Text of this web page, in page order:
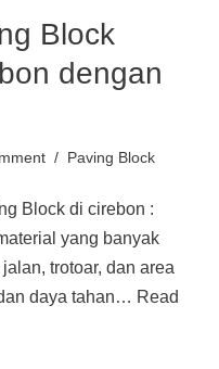
Block
dengan
Paving Block
Block di cirebon :
yang banyak
trotoar, dan area
daya tahan… Read